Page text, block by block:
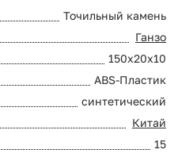
Точильный камень
Ганзо
150х20х10
ABS-Пластик
синтетический
Китай
15